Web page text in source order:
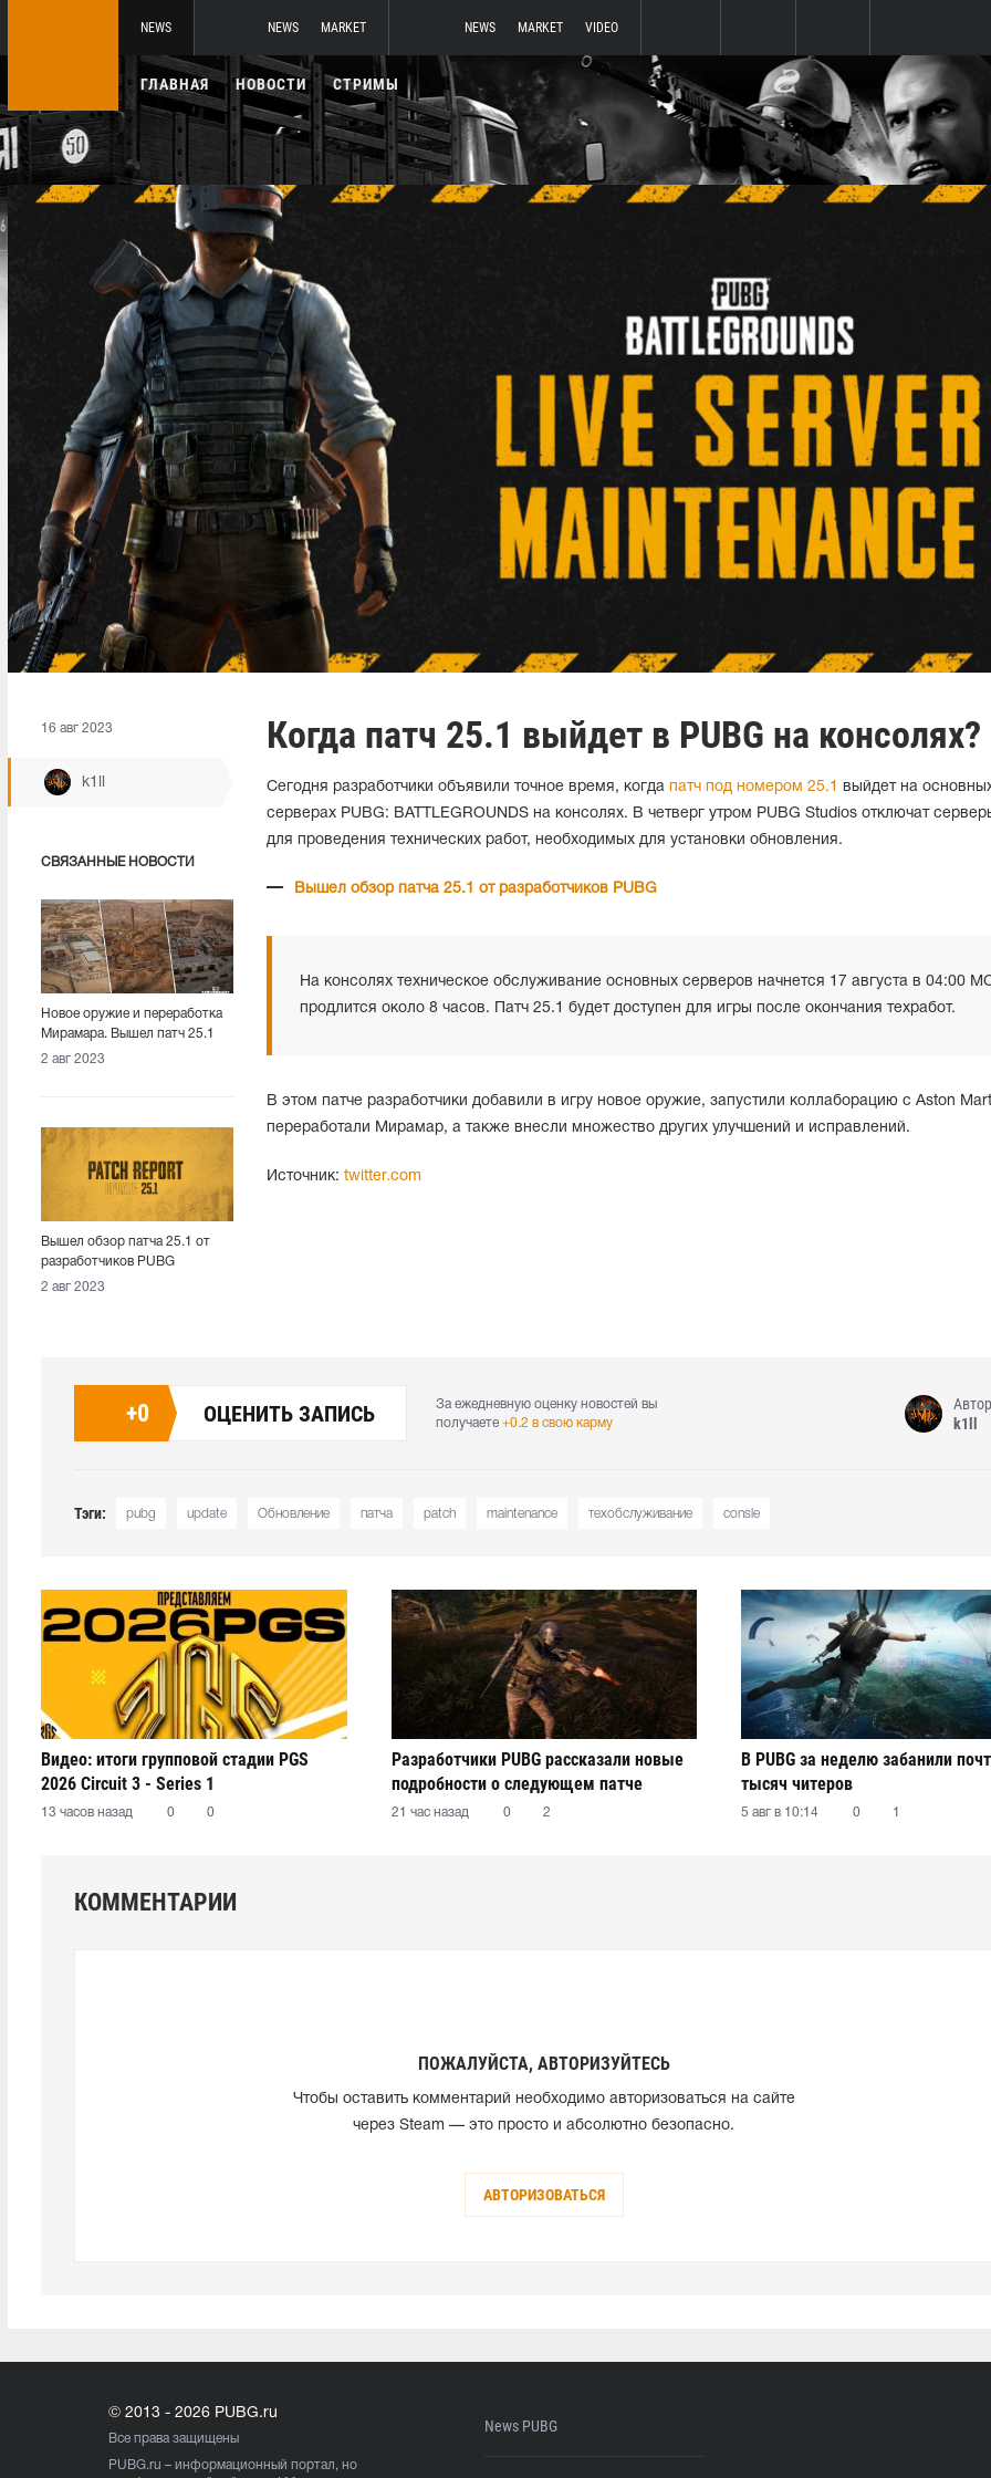
NEWS NEWS MARKET NEWS MARKET VIDEO
ГЛАВНАЯ НОВОСТИ СТРИМЫ
16 авг 2023
k1ll
СВЯЗАННЫЕ НОВОСТИ
Новое оружие и переработка
Мирамара. Вышел патч 25.1
2 авг 2023
Вышел обзор патча 25.1 от
разработчиков PUBG
2 авг 2023
Когда патч 25.1 выйдет в PUBG на консолях?
Сегодня разработчики объявили точное время, когда патч под номером 25.1
выйдет на
серверах PUBG: BATTLEGROUNDS на консолях. В четверг утром PUBG Studios отключат
для проведения технических работ, необходимых для установки обновления.
Вышел обзор патча 25.1 от разработчиков PUBG
На консолях техническое обслуживание основных серверов начнется 17 августа в 04:00
продлится около 8 часов. Патч 25.1 будет доступен для игры после окончания техработ.
В этом патче разработчики добавили в игру новое оружие, запустили коллаборацию с Aston
переработали Мирамар, а также внесли множество других улучшений и исправлений.
Источник: twitter.com
+0 ОЦЕНИТЬ ЗАПИСЬ
За ежедневную оценку новостей вы
получаете +0.2 в свою карму
Автор
k1ll
Тэги: pubg update Обновление патча patch maintenance техобслуживание consle
Видео: итоги групповой стадии PGS
2026 Circuit 3 - Series 1
13 часов назад 0 0
Разработчики PUBG рассказали новые
подробности о следующем патче
21 час назад 0 2
В PUBG за неделю забанили
тысяч читеров
5 авг в 10:14 0 1
КОММЕНТАРИИ
ПОЖАЛУЙСТА, АВТОРИЗУЙТЕСЬ
Чтобы оставить комментарий необходимо авторизоваться на сайте
через Steam — это просто и абсолютно безопасно.
АВТОРИЗОВАТЬСЯ
© 2013 - 2026 PUBG.ru
Все права защищены
PUBG.ru – информационный портал, но
News PUBG